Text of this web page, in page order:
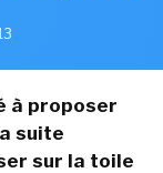
à proposer
suite
sur la toile